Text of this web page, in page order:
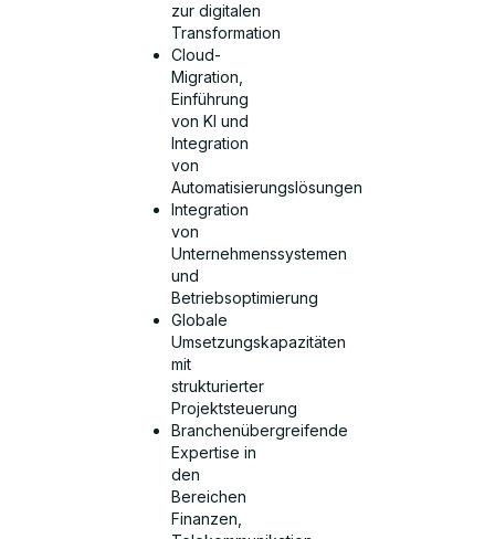
zur digitalen
Transformation
Cloud-
Migration,
Einführung
von KI und
Integration
von
Automatisierungslösungen
Integration
von
Unternehmenssystemen
und
Betriebsoptimierung
Globale
Umsetzungskapazitäten
mit
strukturierter
Projektsteuerung
Branchenübergreifende
Expertise in
den
Bereichen
Finanzen,